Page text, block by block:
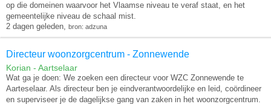
op die domeinen waarvoor het Vlaamse niveau te veraf staat, en het
gemeentelijke niveau de schaal mist.
2 dagen geleden, bron: adzuna
Directeur woonzorgcentrum - Zonnewende
Korian - Aartselaar
Wat ga je doen: We zoeken een directeur voor WZC Zonnewende te
Aarteselaar. Als directeur ben je eindverantwoordelijke en leid, coördineer
en superviseer je de dagelijkse gang van zaken in het woonzorgcentrum.